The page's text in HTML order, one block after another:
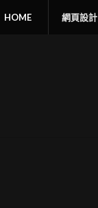
HOME 網頁設計